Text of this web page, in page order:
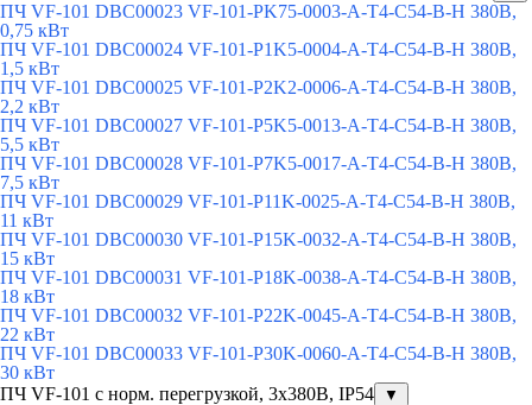
ПЧ VF-101 DBC00023 VF-101-PK75-0003-A-T4-C54-B-H 380В,
0,75 кВт
ПЧ VF-101 DBC00024 VF-101-P1K5-0004-A-T4-C54-B-H 380В,
1,5 кВт
ПЧ VF-101 DBC00025 VF-101-P2K2-0006-A-T4-C54-B-H 380В,
2,2 кВт
ПЧ VF-101 DBC00027 VF-101-P5K5-0013-A-T4-C54-B-H 380В,
5,5 кВт
ПЧ VF-101 DBC00028 VF-101-P7K5-0017-A-T4-C54-B-H 380В,
7,5 кВт
ПЧ VF-101 DBC00029 VF-101-P11K-0025-A-T4-C54-B-H 380В,
11 кВт
ПЧ VF-101 DBC00030 VF-101-P15K-0032-A-T4-C54-B-H 380В,
15 кВт
ПЧ VF-101 DBC00031 VF-101-P18K-0038-A-T4-C54-B-H 380В,
18 кВт
ПЧ VF-101 DBC00032 VF-101-P22K-0045-A-T4-C54-B-H 380В,
22 кВт
ПЧ VF-101 DBC00033 VF-101-P30K-0060-A-T4-C54-B-H 380В,
30 кВт
ПЧ VF-101 с норм. перегрузкой, 3x380В, IP54
▼